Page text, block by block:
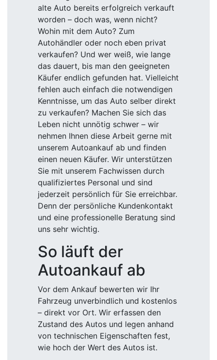
alte Auto bereits erfolgreich verkauft
worden – doch was, wenn nicht?
Wohin mit dem Auto? Zum
Autohändler oder noch eben privat
verkaufen? Und wer weiß, wie lange
das dauert, bis man den geeigneten
Käufer endlich gefunden hat. Vielleicht
fehlen auch einfach die notwendigen
Kenntnisse, um das Auto selber direkt
zu verkaufen? Machen Sie sich das
Leben nicht unnötig schwer – wir
nehmen Ihnen diese Arbeit gerne mit
unserem Autoankauf ab und finden
einen neuen Käufer. Wir unterstützen
Sie mit unserem Fachwissen durch
qualifiziertes Personal und sind
jederzeit persönlich für Sie erreichbar.
Denn der persönliche Kundenkontakt
und eine professionelle Beratung sind
uns sehr wichtig.
So läuft der
Autoankauf ab
Vor dem Ankauf bewerten wir Ihr
Fahrzeug unverbindlich und kostenlos
– direkt vor Ort. Wir erfassen den
Zustand des Autos und legen anhand
von technischen Eigenschaften fest,
wie hoch der Wert des Autos ist.